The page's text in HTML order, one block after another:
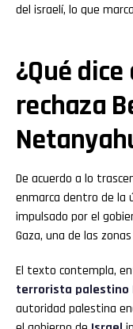
del israelí, lo que
¿Qué
rechaza
De acuerdo a lo
enmarca dentro de la
impulsado por el
Gaza, una de las
El texto contempla,
terrorista palestino
autoridad palestina